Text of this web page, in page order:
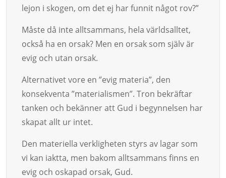
lejon i skogen, om det ej har funnit nå­got rov?”
Måste då inte allt­sammans, hela världsalltet,
också ha en or­sak? Men en orsak som själv är
evig och utan or­sak.
Alternativet vore en ”evig mate­ria”, den
konsekventa ”materialismen”. Tron bekräftar
tanken och bekän­ner att Gud i begynnelsen har
skapat allt ur intet.
Den materiella verkligheten styrs av lagar som
vi kan iaktta, men ba­kom alltsammans finns en
evig och oska­pad orsak, Gud.